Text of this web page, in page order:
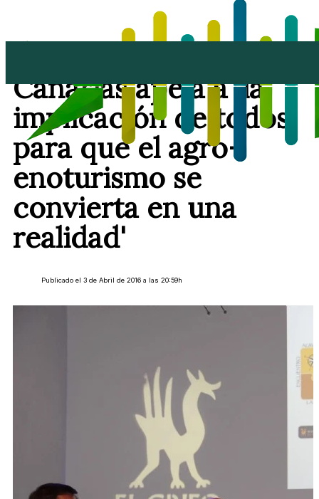
Canarias apela a 'la
implicación de todos
para que el agro-
enoturismo se
convierta en una
realidad'
Publicado el 3 de Abril de 2016 a las 20:59h